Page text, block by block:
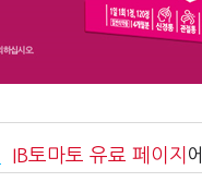
IB토마토 유료 페이지